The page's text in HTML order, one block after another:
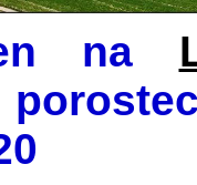
na